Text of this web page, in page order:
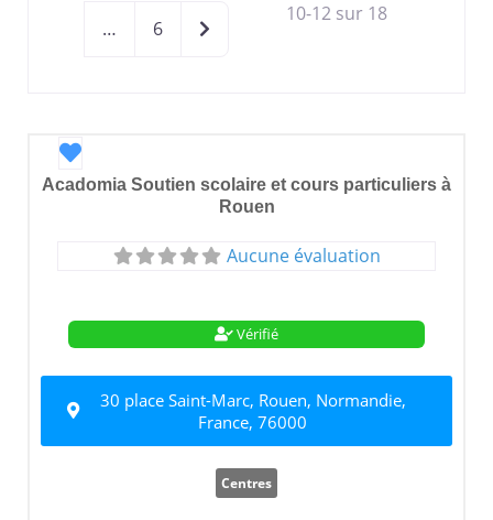
… 6 Older posts
10-12 sur 18
Favori
Acadomia Soutien scolaire et cours particuliers à
Rouen
Aucune évaluation
Vérifié
30 place Saint-Marc, Rouen, Normandie,
France, 76000
Centres